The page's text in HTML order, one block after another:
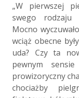
„W pierwszej
swego rodzaju
Mocno
wciąż obecne
uda? Czy ta
pewnym
prowizoryczny
chociażby